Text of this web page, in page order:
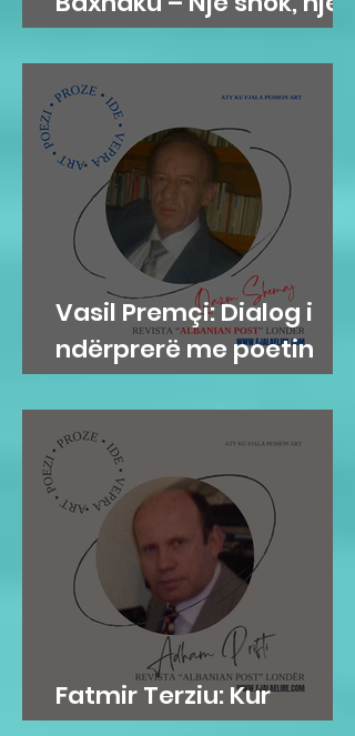
mik, një misionar
Vasil Premçi: Dialog i
ndërprerë me poetin
Qazim Shemaj
Fatmir Terziu: Kur